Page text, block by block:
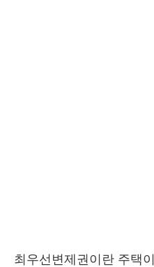
최우선변제권이란 주택이